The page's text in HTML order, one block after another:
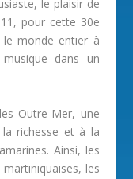
le plaisir de
pour cette 30e
monde entier à
dans un
Outre-Mer, une
richesse et à la
Ainsi, les
les